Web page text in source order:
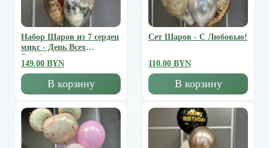
Набор Шаров из 7 сердец
микс - День Всех
Влюбленных
149.00 BYN
В корзину
Сет Шаров - С Любовью!
110.00 BYN
В корзину